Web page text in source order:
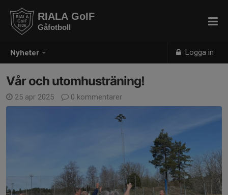
Nyheter Logga in
RIALA GoIF
Gåfotboll
Vår och utomhusträning!
25 apr 2025 0 kommentarer